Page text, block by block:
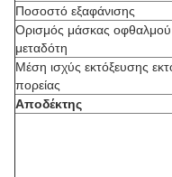
Ποσοστό εξαφάνισης
Ορισμός μάσκας οφθαλμού
μεταδότη
Μέση ισχύς εκτόξευσης
πορείας
Αποδέκτης